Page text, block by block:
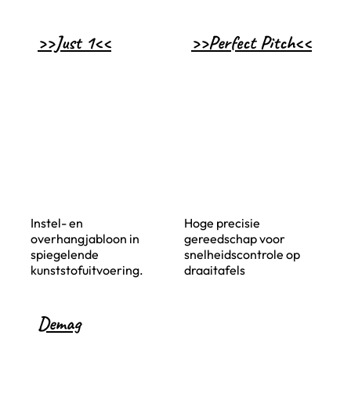
>>Just 1<<
Instel- en
overhangjabloon in
spiegelende
kunststofuitvoering.
>>Perfect Pitch<<
Hoge precisie
gereedschap voor
snelheidscontrole op
draaitafels
Demag